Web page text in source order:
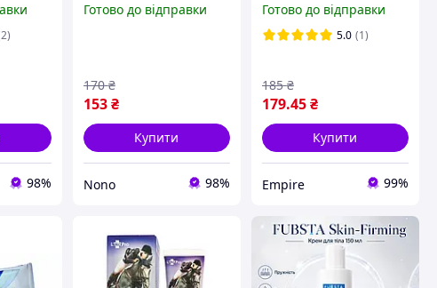
для
мл
98%
Спрей у разі болів у
Готово до відправки
153 ₴
170 ₴
Купити
Nono 98%
O) проти псоріазу,
екземи. Лікування
препаратів. Экзема
Готово до відправки
5.0 (1)
179.45₴
185 ₴
Купити
Empire 99%